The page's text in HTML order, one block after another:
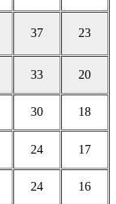
37 23
33 20
30 18
24 17
24 16